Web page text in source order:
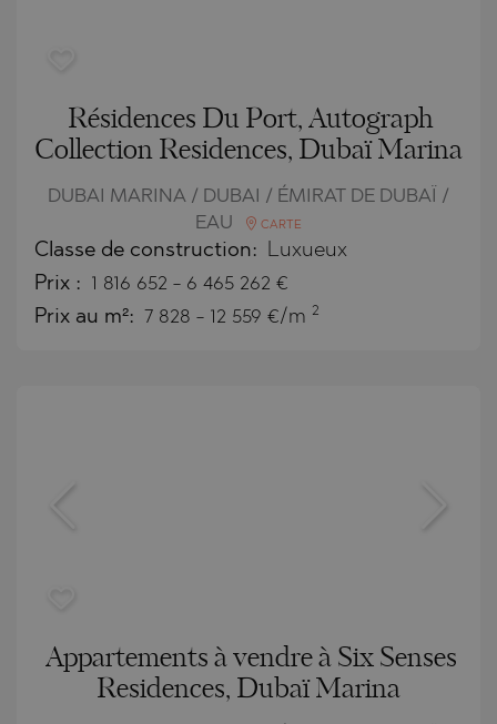
Résidences Du Port, Autograph
Collection Residences, Dubaï Marina
DUBAI MARINA / DUBAI / ÉMIRAT DE DUBAÏ /
EAU
CARTE
Classe de construction: Luxueux
Prix : 1 816 652 - 6 465 262 €
Prix au m²: 7 828 - 12 559 €/m 2
Appartements à vendre à Six Senses
Residences, Dubaï Marina